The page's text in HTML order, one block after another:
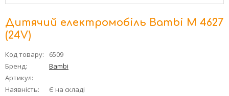
Дитячий електромобіль Bambi M 4627
(24V)
Код товару:
6509
Бренд:
Bambi
Артикул:
Наявність:
Є на складі